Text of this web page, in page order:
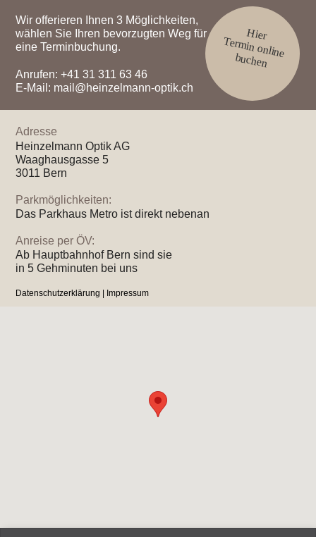
Hier
Termin online
buchen
Wir offerieren Ihnen 3 Möglichkeiten,
wählen Sie Ihren bevorzugten Weg für
eine Terminbuchung.
Anrufen:+41 31 311 63 46
E-Mail: mail@heinzelmann-optik.ch
Adresse
Heinzelmann Optik AG
Waaghausgasse 5
3011 Bern
Parkmöglichkeiten:
Das Parkhaus Metro ist direkt nebenan
Anreise per ÖV:
Ab Hauptbahnhof Bern sind sie
in 5 Gehminuten bei uns
Datenschutzerklärung | Impressum